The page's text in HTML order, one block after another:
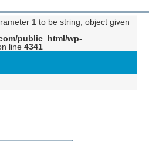
1 to be string, object given
public_html/wp-
line 4341